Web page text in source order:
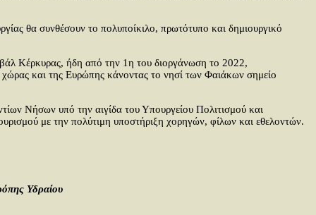
θα συνθέσουν το πολυποίκιλο, πρωτότυπο και δημιουργικό
Κέρκυρας, ήδη από την 1η του διοργάνωση το 2022,
χώρας και της Ευρώπης κάνοντας το νησί των Φαιάκων σημείο
Νήσων υπό την αιγίδα του Υπουργείου Πολιτισμού και
με την πολύτιμη υποστήριξη χορηγών, φίλων και εθελοντών.
Υδραίου